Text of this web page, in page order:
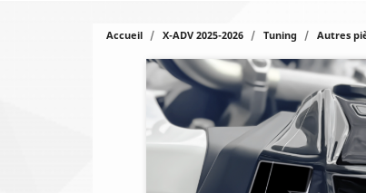
Accueil X-ADV 2025-2026 Tuning Autres